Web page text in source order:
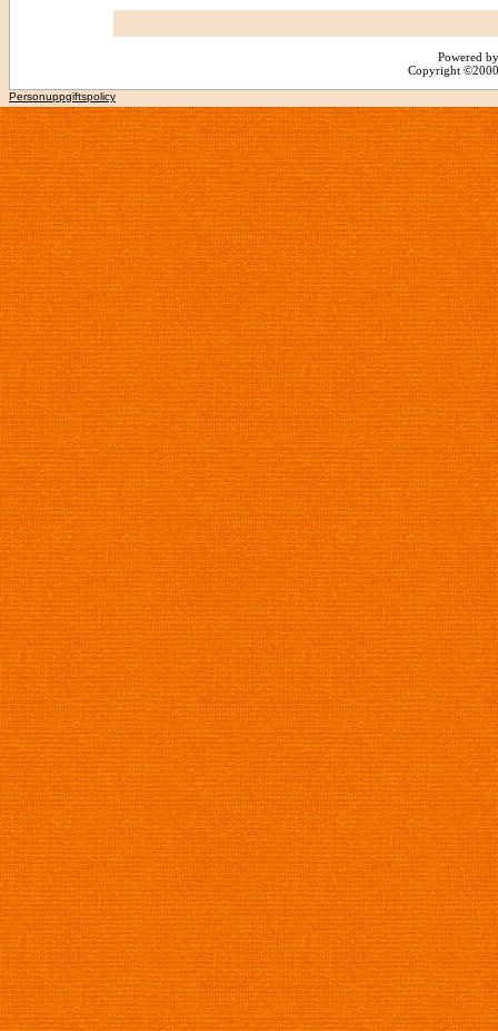
Powered
Copyright
Personuppgiftspolicy